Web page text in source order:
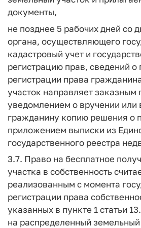
документы,
не позднее 5 рабочих дней со
органа, осуществляющего
кадастровый учет и
регистрацию прав, сведений о
регистрации права
участок направляет заказным
уведомлением о вручении или
гражданину копию решения о
приложением выписки из
государственного реестра
3.7. Право на бесплатное
участка в собственность
реализованным с момента
регистрации права
указанных в пункте 1 статьи
на распределенный земельный